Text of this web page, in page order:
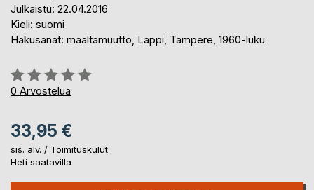
Julkaistu: 22.04.2016
Kieli: suomi
Hakusanat: maaltamuutto, Lappi, Tampere, 1960-luku
Arvostelu::
0%
0 Arvostelua
33,95 €
sis. alv. / Toimituskulut
Heti saatavilla